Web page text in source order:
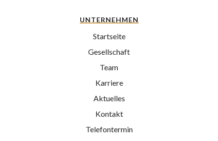
UNTERNEHMEN
Startseite
Gesellschaft
Team
Karriere
Aktuelles
Kontakt
Telefontermin